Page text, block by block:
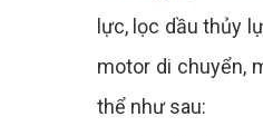
lực, lọc dầu thủy
motor di chuyển,
thể như sau: